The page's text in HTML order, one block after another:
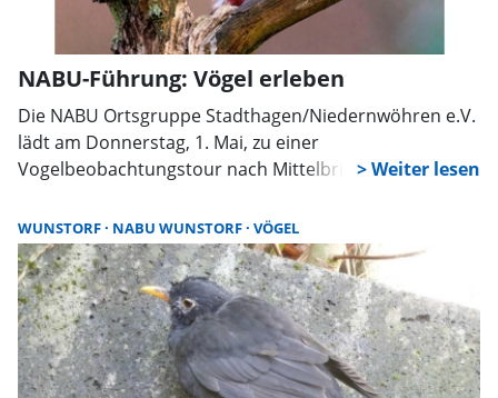
NABU-Führung: Vögel erleben
Die NABU Ortsgruppe Stadthagen/Niedernwöhren e.V.
lädt am Donnerstag, 1. Mai, zu einer
Vogelbeobachtungstour nach Mittelbrink ein. In einem
Teilnehmer unter der fachkundigen Leitung der
Ornithologen Eva Lüers und Thomas Brandt von der
Ökologischen Schutzstation Steinhuder Meer (ÖSSM
e.V.) die Gesänge heimischer, teils seltener Vögel
erleben.
WUNSTORF NABU WUNSTORF VÖGEL